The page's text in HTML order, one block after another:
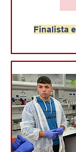
Finalista